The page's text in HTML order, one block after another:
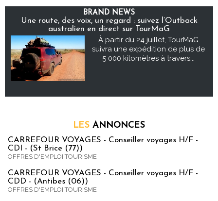
BRAND NEWS
Une route, des voix, un regard : suivez l’Outback
australien en direct sur TourMaG
À partir du 24 juillet, TourMaG
suivra une expédition de plus de
5 000 kilomètres à travers...
LES ANNONCES
CARREFOUR VOYAGES - Conseiller voyages H/F -
CDI - (St Brice (77))
OFFRES D'EMPLOI TOURISME
CARREFOUR VOYAGES - Conseiller voyages H/F -
CDD - (Antibes (06))
OFFRES D'EMPLOI TOURISME